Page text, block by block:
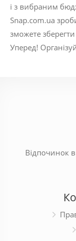
і з вибраним
Snap.com.ua
зможете
Уперед!
Відпочинок